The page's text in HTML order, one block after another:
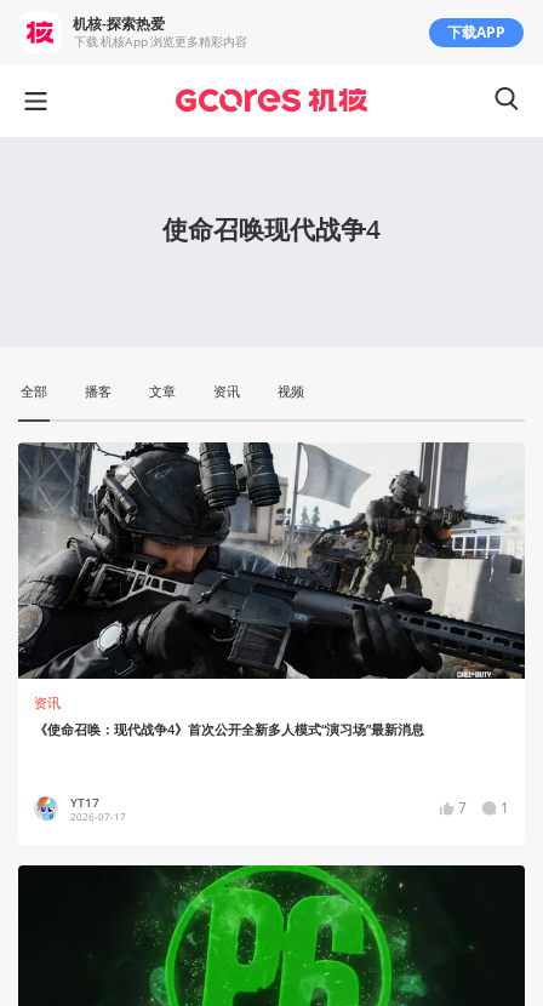
使命召唤现代战争4
全部 播客 文章 资讯 视频
资讯
《使命召唤：现代战争4》首次公开全新多人模式“演习场”最新消息
YT17
2026-07-17 7 1
机核-探索热爱
下载 机核App 浏览更多精彩内容 下载APP